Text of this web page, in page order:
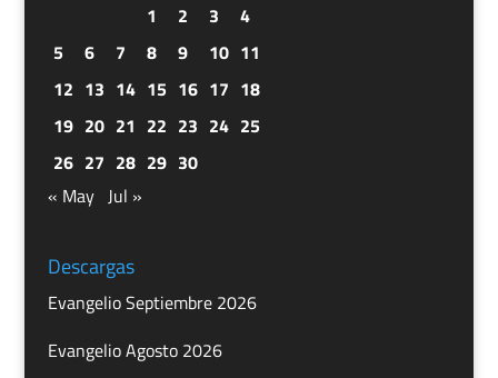
1
2 3
4
5
6 7 8 9 10 11
12 13 14 15 16 17 18
19 20 21 22 23 24 25
26 27 28 29 30
« May Jul »
Descargas
Evangelio Septiembre 2026
Evangelio Agosto 2026